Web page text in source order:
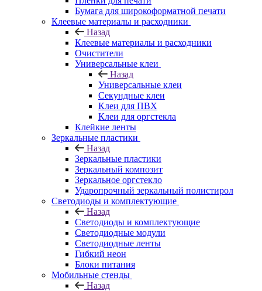
Бумага для широкоформатной печати
Клеевые материалы и расходники
Назад
Клеевые материалы и расходники
Очистители
Универсальные клеи
Назад
Универсальные клеи
Секундные клеи
Клеи для ПВХ
Клеи для оргстекла
Клейкие ленты
Зеркальные пластики
Назад
Зеркальные пластики
Зеркальный композит
Зеркальное оргстекло
Ударопрочный зеркальный полистирол
Светодиоды и комплектующие
Назад
Светодиоды и комплектующие
Светодиодные модули
Светодиодные ленты
Гибкий неон
Блоки питания
Мобильные стенды
Назад